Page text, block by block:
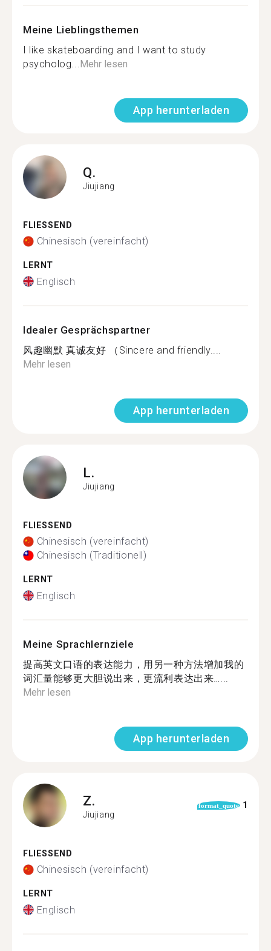
Meine Lieblingsthemen
I like skateboarding and I want to study
psycholog... Mehr lesen
App herunterladen
Q.
Jiujiang
FLIESSEND
Chinesisch (vereinfacht)
LERNT
Englisch
Idealer Gesprächspartner
风趣幽默 真诚友好 （Sincere and friendly....
Mehr lesen
App herunterladen
L.
Jiujiang
FLIESSEND
Chinesisch (vereinfacht)
Chinesisch (Traditionell)
LERNT
Englisch
Meine Sprachlernziele
提高英文口语的表达能力，用另一种方法增加我的
词汇量能够更大胆说出来，更流利表达出来…...
Mehr lesen
App herunterladen
Z.
Jiujiang
format_quote 1
FLIESSEND
Chinesisch (vereinfacht)
LERNT
Englisch